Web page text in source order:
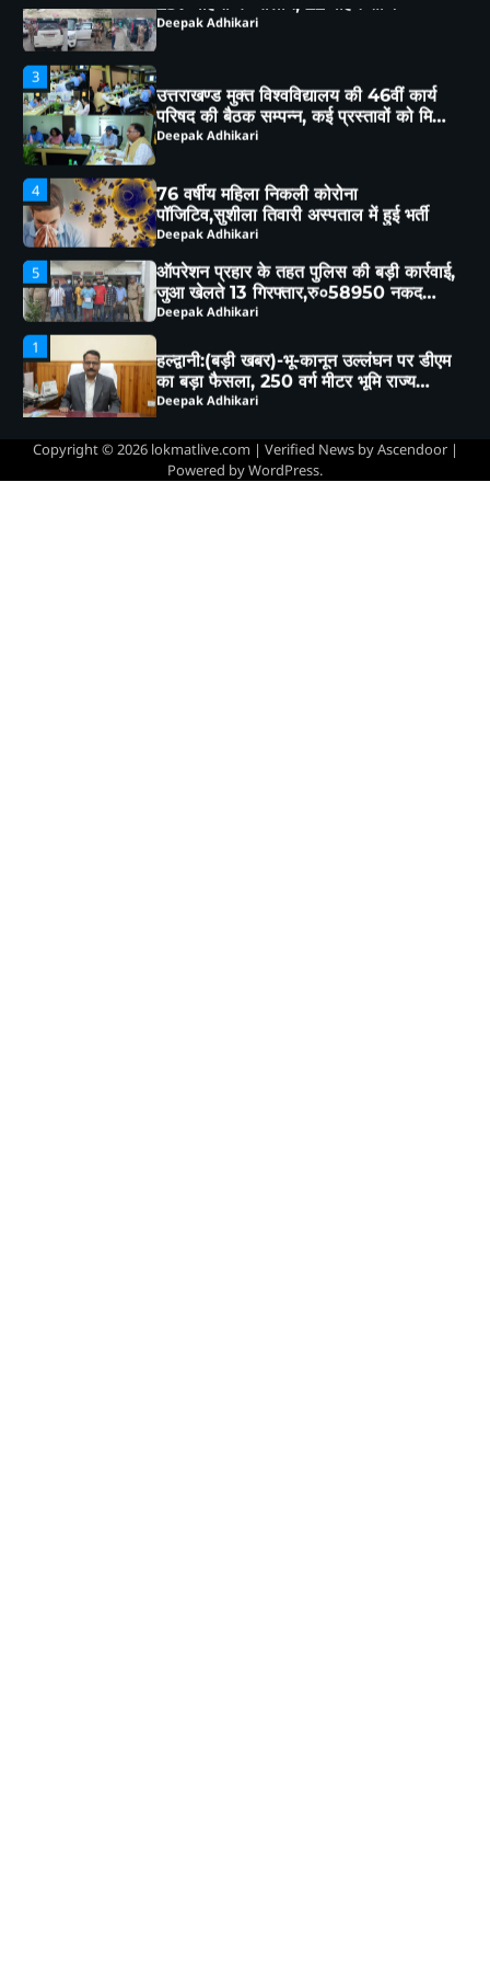
3
उत्तराखण्ड मुक्त विश्वविद्यालय की 46वीं कार्य
परिषद की बैठक सम्पन्न, कई प्रस्तावों को मिली
कार्य परिषद की संस्तुति
Deepak Adhikari
4
76 वर्षीय महिला निकली कोरोना
पॉजिटिव,सुशीला तिवारी अस्पताल में हुई भर्ती
5
ऑपरेशन प्रहार के तहत पुलिस की बड़ी कार्रवाई,
जुआ खेलते 13 गिरफ्तार,रु०58950 नकद
बरामद
Deepak Adhikari
1
हल्द्वानी:(बड़ी खबर)-भू-कानून उल्लंघन पर डीएम
का बड़ा फैसला, 250 वर्ग मीटर भूमि राज्य
सरकार के नाम
2
हल्द्वानी संभाग में परिवहन विभाग का बड़ा एक्शन,
257 वाहनों के चालान, 22 वाहन सीज
Copyright © 2026 lokmatlive.com | Verified News byAscendoor|
Powered byWordPress.